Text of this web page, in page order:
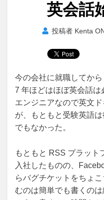
英会話
投稿者 Kenta
今の会社に就職してか
7 年ほどはほぼ英会話
エンジニアなので英文
が、もともと受験英語
でもなかった。
もともと RSS プラット
入社したものの、
らバグチケットをちょ
むのは簡単でも書くの